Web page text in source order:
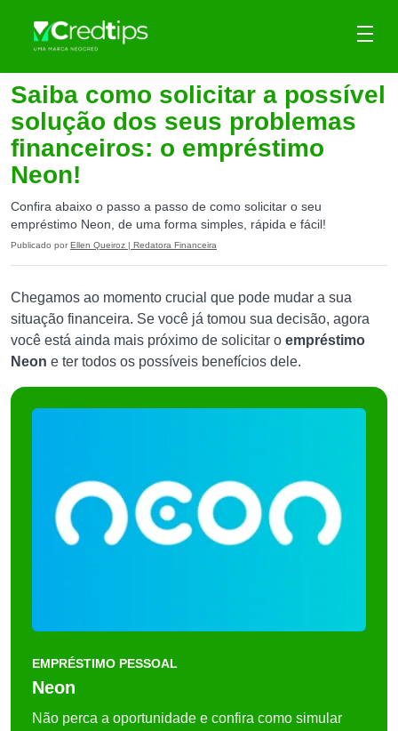
Saiba como solicitar a possível
solução dos seus problemas
financeiros: o empréstimo
Neon!
Confira abaixo o passo a passo de como solicitar o seu
empréstimo Neon, de uma forma simples, rápida e fácil!
Publicado por Ellen Queiroz | Redatora Financeira
Chegamos ao momento crucial que pode mudar a sua
situação financeira. Se você já tomou sua decisão, agora
você está ainda mais próximo de solicitar o empréstimo
Neon e ter todos os possíveis benefícios dele.
EMPRÉSTIMO PESSOAL
Neon
Não perca a oportunidade e confira como simular